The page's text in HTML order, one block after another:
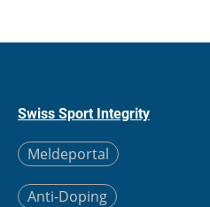
Swiss Sport Integrity
Meldeportal
Anti-Doping